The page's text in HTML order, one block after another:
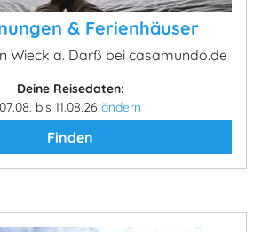
& Ferienhäuser
Wieck a. Darß bei casamundo.de
Deine Reisedaten:
07.08. bis 11.08.26 ändern
Finden